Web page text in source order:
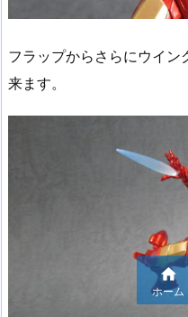
フラップからさらにウイン
来ます。

ホーム